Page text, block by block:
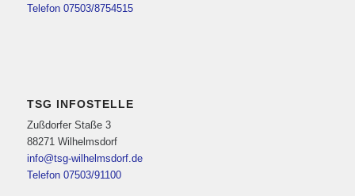
Telefon 07503/8754515
TSG INFOSTELLE
Zußdorfer Staße 3
88271 Wilhelmsdorf
info@tsg-wilhelmsdorf.de
Telefon 07503/91100